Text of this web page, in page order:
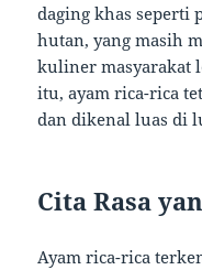
daging khas seperti
hutan, yang masih
kuliner masyarakat
itu, ayam rica-rica
dan dikenal luas di
Cita Rasa
Ayam rica-rica